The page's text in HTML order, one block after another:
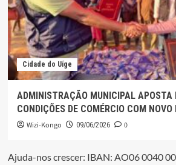
Cidade do Uíge
ADMINISTRAÇÃO MUNICIPAL APOSTA
CONDIÇÕES DE COMÉRCIO COM NOVO
Wizi-Kongo 09/06/2026 0
Ajuda-nos crescer: IBAN: AO06 0040